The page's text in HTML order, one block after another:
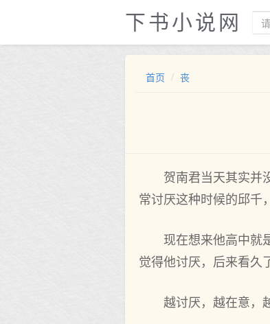
下书小说网
首页 丧
贺南君当天其实并
常讨厌这种时候的邱千
现在想来他高中就
觉得他讨厌，后来看久
越讨厌，越在意，